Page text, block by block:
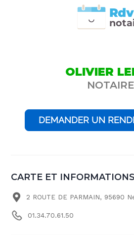
n
Rdv
OLIVIER
NOTAIRE
DEMANDER UN
CARTE ET
2 ROUTE DE PARMAIN, 95690
01.34.70.61.50